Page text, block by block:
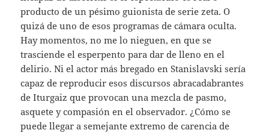
producto de un pésimo guionista de serie zeta. O
quizá de uno de esos programas de cámara oculta.
Hay momentos, no me lo nieguen, en que se
trasciende el esperpento para dar de lleno en el
delirio. Ni el actor más bregado en Stanislavski sería
capaz de reproducir esos discursos abracadabrantes
de Iturgaiz que provocan una mezcla de pasmo,
asquete y compasión en el observador. ¿Cómo se
puede llegar a semejante extremo de carencia de